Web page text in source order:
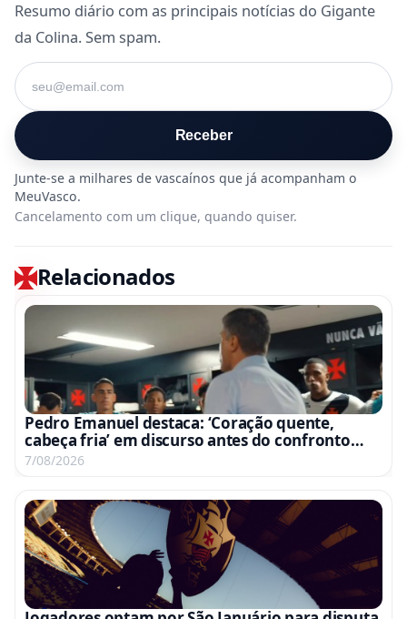
Resumo diário com as principais notícias do Gigante
da Colina. Sem spam.
Seu e-mail
Receber
Cancelamento com um clique, quando quiser.
Relacionados
Pedro Emanuel destaca: ‘Coração quente,
cabeça fria’ em discurso antes do confronto
com o Fluminense
7/08/2026